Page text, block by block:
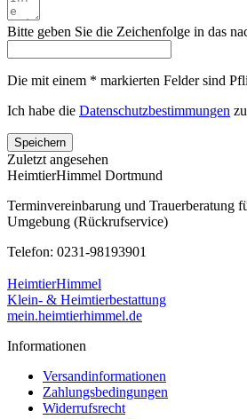
Bitte geben Sie die Zeichenfolge in das
Die mit einem * markierten Felder sind
Ich habe die Datenschutzbestimmungen
Speichern
Zuletzt angesehen
HeimtierHimmel Dortmund
Terminvereinbarung und Trauerberatung
Umgebung (Rückrufservice)
Telefon: 0231-98193901
HeimtierHimmel
Klein- & Heimtierbestattung
mein.heimtierhimmel.de
Informationen
Versandinformationen
Zahlungsbedingungen
Widerrufsrecht